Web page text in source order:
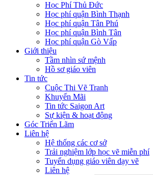
Học Phí Thủ Đức
Học phí quận Bình Thạnh
Học phí quận Tân Phú
Học phí quận Bình Tân
Học phí quận Gò Vấp
Giới thiệu
Tầm nhìn sứ mệnh
Hồ sơ giáo viên
Tin tức
Cuộc Thi Vẽ Tranh
Khuyến Mãi
Tin tức Saigon Art
Sự kiện & hoạt động
Góc Triển Lãm
Liên hệ
Hệ thống các cơ sở
Trải nghiệm lớp học vẽ miễn phí
Tuyển dụng giáo viên dạy vẽ
Liên hệ